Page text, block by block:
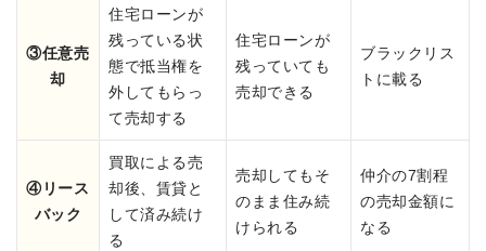
③任意売
却
住宅ローンが
残っている状
態で抵当権を
外してもらっ
て売却する
住宅ローンが
残っていても
売却できる
ブラックリス
トに載る
④リース
バック
買取による売
却後、賃貸と
して済み続け
る
売却してもそ
のまま住み続
けられる
仲介の7割程
の売却金額に
なる